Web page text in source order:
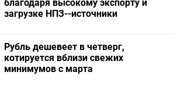
благодаря высокому экспорту и
загрузке НПЗ--источники
Рубль дешевеет в четверг,
котируется вблизи свежих
минимумов с марта